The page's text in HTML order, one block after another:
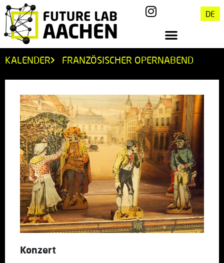
DE
KALENDER FRANZÖSISCHER OPERNABEND
Konzert